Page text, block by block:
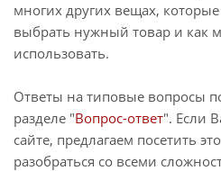
многих других вещах,
выбрать нужный товар и как
использовать.
Ответы на типовые вопросы
разделе "Вопрос-ответ". Если
сайте, предлагаем посетить
разобраться со всеми